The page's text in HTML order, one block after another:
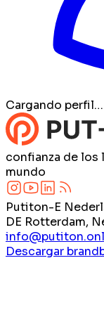
Cargando perfil…
confianza de los
mundo
Putiton-E
DE Rotterdam,
Descargar